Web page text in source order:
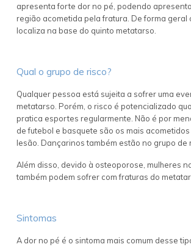
apresenta forte dor no pé, podendo
região acometida pela fratura. De forma geral
localiza na base do quinto metatarso.
Qual o grupo de risco?
Qualquer pessoa está sujeita a sofrer uma
metatarso. Porém, o risco é potencializado
pratica esportes regularmente. Não é por
de futebol e basquete são os mais
lesão. Dançarinos também estão no grupo de
Além disso, devido à osteoporose, mulheres
também podem sofrer com fraturas do
Sintomas
A dor no pé é o sintoma mais comum desse